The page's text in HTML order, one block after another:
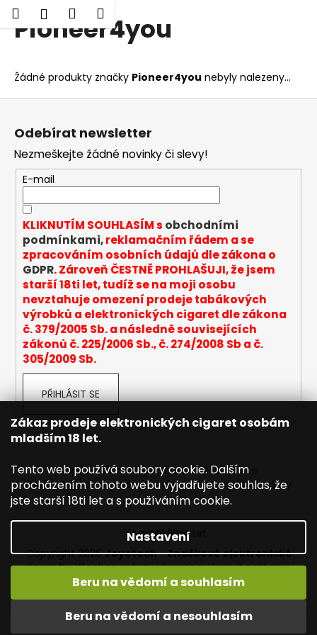
Zákaz prodeje elektronických cigaret osobám
mladším 18 let.
Tento web používá soubory cookie. Dalším
procházením tohoto webu vyjadřujete souhlas, že
jste starší 18ti let a s používáním cookie.
Nastavení
Beru na vědomí a nesouhlasím
Beru na vědomí a souhlasím
Přejít
Vítejte na JOYETECH. DORUČENÍ ZDARMA zásilkovnou nad
HledatPřihlášení
Nákupní
košík
Pioneer4you
Žádné produkty značky Pioneer4you nebyly nalezeny...
o Zpět
Zpět
C
o
o
t
ř
e
b
u
e
e
n
a
t
?
HLEDAT
o
r
Z
Odebírat newsletter
Nezmeškejte žádné novinky či slevy!
E-mail
KLIKNUTÍM SOUHLASÍM s obchodními
podmínkami,reklamačním řádem a se
zpracováním osobních údajů dle zákona o
GDPR. Zároveň ČESTNĚ PROHLAŠUJI, že jsem
starší 18ti let, tudíž se na moji osobu
nevztahuje omezení prodeje tabákových
výrobků a elektronických cigaret dle zákona
č. 379/2005 Sb. a následně souvisejících
zákonů č. 225/2006 Sb., č. 274/2008 Sb a č.
305/2009 Sb.
PŘIHLÁSIT SE
Napište nám Mapa serveru Reklamace
Dopravné / poštovné Kontakty Obchodní podmínky
Vytvořil Shoptet
Copyright 2026Joyetech - Značkové elektronické
cigarety. Všechna práva vyhrazena.Upravit nastavení
cookies